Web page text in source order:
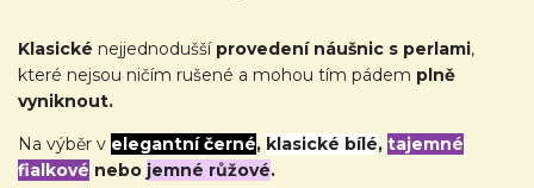
Klasické nejjednodušší provedení náušnic s perlami,
které nejsou ničím rušené a mohou tím pádem plně
vyniknout.
Na výběr v elegantní černé, klasické bílé, tajemné
fialkové nebo jemné růžové.